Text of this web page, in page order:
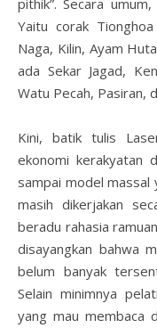
pithik”. Secara
Yaitu corak
Naga, Kilin, Ayam
ada Sekar Jagad,
Watu Pecah, Pasiran,
Kini, batik tulis
ekonomi kerakyatan
sampai model massal
masih dikerjakan
beradu rahasia
disayangkan bahwa
belum banyak
Selain minimnya
yang mau membaca